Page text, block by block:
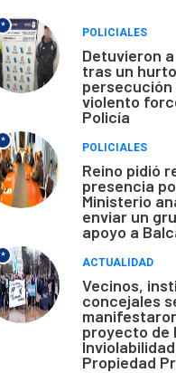
*
POLICIALES
Detuvieron
tras un
persecución
violento
Policía
*
POLICIALES
Reino pidió
presencia
Ministerio
enviar un
apoyo a
*
ACTUALIDAD
Vecinos,
concejales
proyecto de
Propiedad